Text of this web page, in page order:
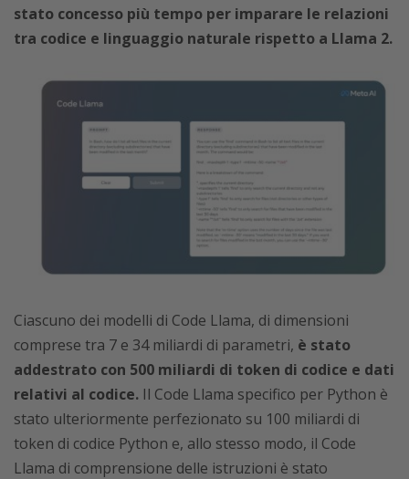
stato concesso più tempo per imparare le relazioni
tra codice e linguaggio naturale rispetto a Llama 2.
Ciascuno dei modelli di Code Llama, di dimensioni
comprese tra 7 e 34 miliardi di parametri, è stato
addestrato con 500 miliardi di token di codice e dati
relativi al codice. Il Code Llama specifico per Python è
stato ulteriormente perfezionato su 100 miliardi di
token di codice Python e, allo stesso modo, il Code
Llama di comprensione delle istruzioni è stato